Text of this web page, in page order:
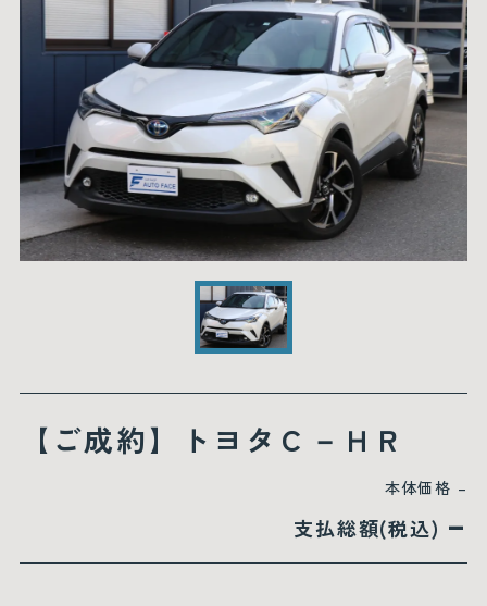
【ご成約】トヨタＣ－ＨＲ
本体価格 –
支払総額(税込) –